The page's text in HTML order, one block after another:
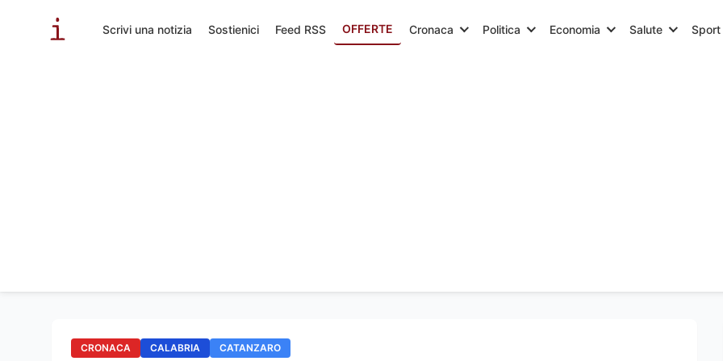
Scrivi una notizia Sostienici Feed RSS OFFERTE Cronaca Politica Economia Salute Sport
CRONACA CALABRIA CATANZARO